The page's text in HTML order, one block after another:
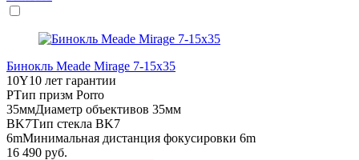
Бинокль Meade Mirage 7-15x35
10Y10 лет гарантии
PТип призм Porro
35ммДиаметр объективов 35мм
BK7Тип стекла BK7
6mМинимальная дистанция фокусировки 6m
16 490 руб.